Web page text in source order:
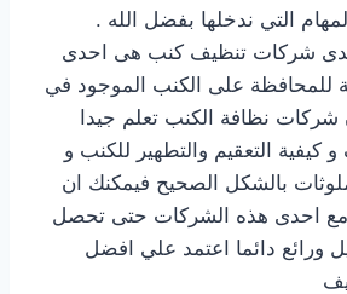
التي ندخلها بفضل الله .
شركات تنظيف كنب هى احدى
للمحافظة على الكنب الموجود في
نظافة الكنب تعلم جيدا
كيفية التعقيم والتطهير للكنب و
بالشكل الصحيح فيمكنك ان
مع احدى هذه الشركات حتى تحصل
ورائع دائما اعتمد علي افضل